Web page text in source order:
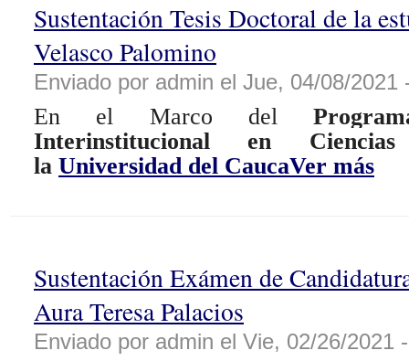
Sustentación Tesis Doctoral de la
Velasco Palomino
Enviado por admin el Jue, 04/08/2021
En el Marco del
Interinstitucional en
la Universidad del CaucaVer más
Sustentación Exámen de
Aura Teresa Palacios
Enviado por admin el Vie, 02/26/2021